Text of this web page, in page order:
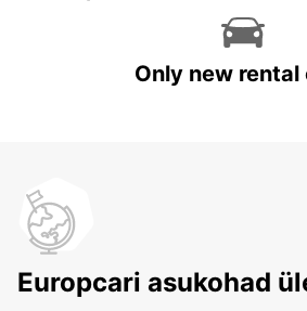
Only new rental
Europcari asukohad